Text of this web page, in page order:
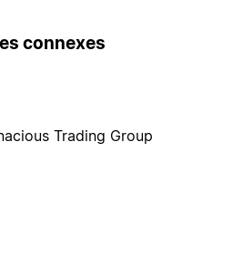
connexes
Trading Group